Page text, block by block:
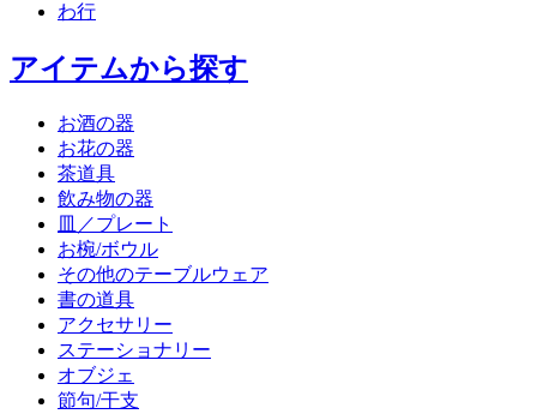
わ行
アイテムから探す
お酒の器
お花の器
茶道具
飲み物の器
皿／プレート
お椀/ボウル
その他のテーブルウェア
書の道具
アクセサリー
ステーショナリー
オブジェ
節句/干支